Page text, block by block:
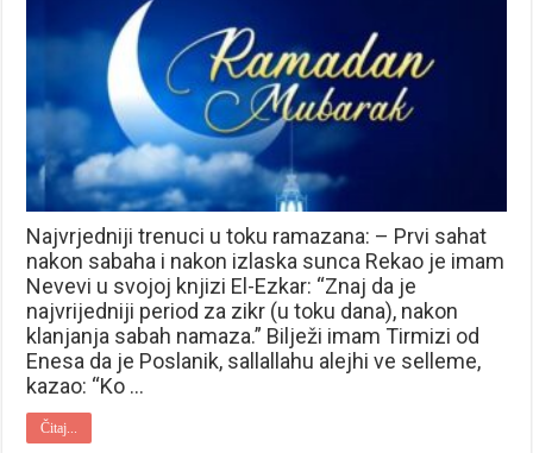
Najvrjedniji trenuci u toku ramazana: – Prvi sahat
nakon sabaha i nakon izlaska sunca Rekao je imam
Nevevi u svojoj knjizi El-Ezkar: “Znaj da je
najvrijedniji period za zikr (u toku dana), nakon
klanjanja sabah namaza.” Bilježi imam Tirmizi od
Enesa da je Poslanik, sallallahu alejhi ve selleme,
kazao: “Ko …
Čitaj...